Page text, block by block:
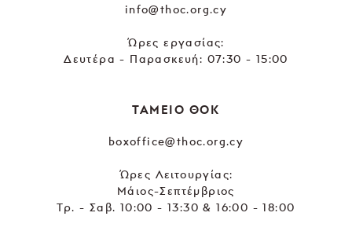
info@thoc.org.cy
Ώρες εργασίας:
Δευτέρα - Παρασκευή: 07:30 - 15:00
ΤΑΜΕΙΟ ΘΟΚ
boxoffice@thoc.org.cy
Ώρες Λειτουργίας:
Μάιος-Σεπτέμβριος
Τρ. - Σαβ. 10:00 - 13:30 & 16:00 - 18:00